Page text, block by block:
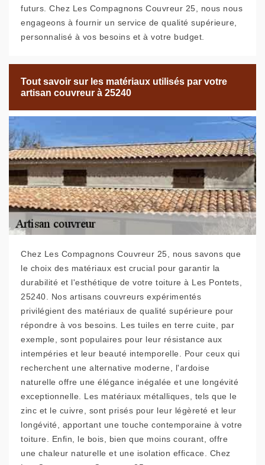
futurs. Chez Les Compagnons Couvreur 25, nous nous
engageons à fournir un service de qualité supérieure,
personnalisé à vos besoins et à votre budget.
Tout savoir sur les matériaux utilisés par votre
artisan couvreur à 25240
Chez Les Compagnons Couvreur 25, nous savons que
le choix des matériaux est crucial pour garantir la
durabilité et l'esthétique de votre toiture à Les Pontets,
25240. Nos artisans couvreurs expérimentés
privilégient des matériaux de qualité supérieure pour
répondre à vos besoins. Les tuiles en terre cuite, par
exemple, sont populaires pour leur résistance aux
intempéries et leur beauté intemporelle. Pour ceux qui
recherchent une alternative moderne, l'ardoise
naturelle offre une élégance inégalée et une longévité
exceptionnelle. Les matériaux métalliques, tels que le
zinc et le cuivre, sont prisés pour leur légèreté et leur
longévité, apportant une touche contemporaine à votre
toiture. Enfin, le bois, bien que moins courant, offre
une chaleur naturelle et une isolation efficace. Chez